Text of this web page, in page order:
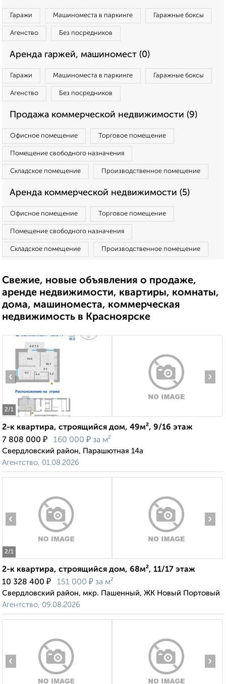
Гаражи Машиноместа в паркинге Гаражные боксы
Агенство Без посредников
Аренда гаржей, машиномест (0)
Гаражи Машиноместа в паркинге Гаражные боксы
Агенство Без посредников
Продажа коммерческой недвижимости (9)
Офисное помещение Торговое помещение
Помещение свободного назначения
Складское помещение Производственное помещение
Аренда коммерческой недвижимости (5)
Офисное помещение Торговое помещение
Помещение свободного назначения
Складское помещение Производственное помещение
Свежие, новые объявления о продаже,
аренде недвижимости, квартиры, комнаты,
дома, машиноместа, коммерческая
недвижимость в Красноярске
2/1
‹ ›
2-к квартира, строящийся дом, 49м², 9/16 этаж
7 808 000 ₽ 160 000 ₽ за м²
Свердловский район, Парашютная 14а
Агентство, 01.08.2026
2/1
‹ ›
2-к квартира, строящийся дом, 68м², 11/17 этаж
10 328 400 ₽ 151 000 ₽ за м²
Свердловский район, мкр. Пашенный, ЖК Новый Портовый
Агентство, 09.08.2026
‹ ›